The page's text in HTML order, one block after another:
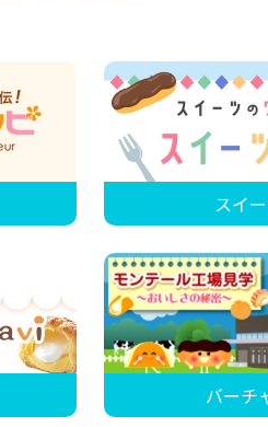
スイ
バーチ